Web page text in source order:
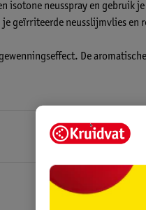
isotone neusspray en gebruik
geïrriteerde neusslijmvlies en
De